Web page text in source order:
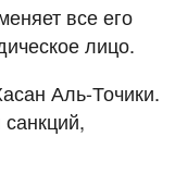
все его
лицо.
Аль-Точики.